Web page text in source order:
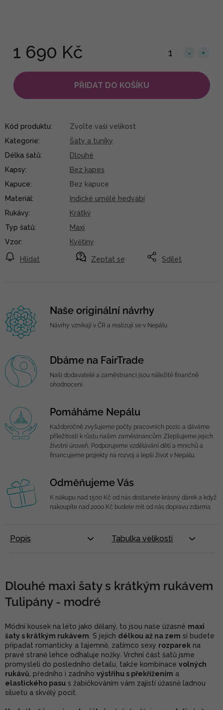
1 690 Kč
PŘIDAT DO KOŠÍKU
Zeptat se
Hlídat Sdílet
Kód produktu:
Zvolte vaši velikost
Kategorie:
Šaty a tuniky
Délka šatů:
Dlouhé
Kapsy:
Bez kapes
Kapuce:
Bez kapuce
Materiál:
Indické umělé hedvábí
Rukávy:
Krátký
Typ šatů:
Maxi
Vzor: Květiny
Naše originální návrhy
Návrhy vznikají v ČR a realizují se v Nepálu
Dbáme na FairTrade
Naši dodavatelé a zaměstnanci jsou náležitě finančně
ohodnoceni
Pomáháme Nepálu
Každoročně zvyšujeme počty pracovních pozic a dáváme
příležitosti k růstu našim zaměstnancům. Zlepšujeme jejich
životní úroveň, Podporujeme vzdělávání dětí a mnichů a
financujeme projekty na rozvoj a lepší život v Nepálu.
Odměňujeme Vás
K nákupu nad 1500 Kč od nás dostanete krásný dárek a když
nakoupíte nad 2000 Kč budete mít od nás dopravu zdarma.
Popis Tabulka velikostí
Dlouhé maxi šaty s krátkým rukávem
Tulipány - modré
Módní kousek na léto jako dělaný, to jsou naše úžasné maxi
šaty s krátkým rukávem . S jejich délkou až na zem si budete
připadat romanticky a tajemně, zatímco sexy rozparek na
pravé straně lehce odhaluje nožky. Vrchní část šatů jsme
promysleli do posledního detailu, takže kombinace volných
rukávů , předního i zadního výstřihu s překřížením a
elastického pasu s žabičkováním vám zajistí úžasně ladnou
siluetu a skvělý pocit.